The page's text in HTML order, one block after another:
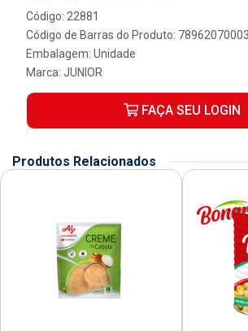
Código: 22881
Código de Barras do Produto:
Embalagem: Unidade
Marca: JUNIOR
FAÇA SEU LOGIN
Produtos Relacionados